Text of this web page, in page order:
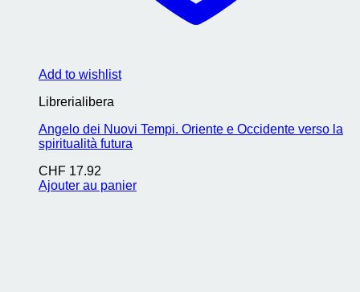
Add to wishlist
Librerialibera
Angelo dei Nuovi Tempi. Oriente e Occidente verso la
spiritualità futura
CHF 17.92
Ajouter au panier